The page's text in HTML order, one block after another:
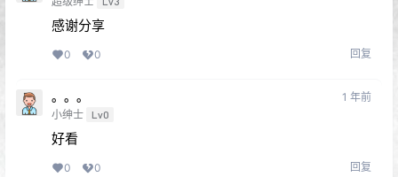
感谢分享
0 0 回复
。。。
小绅士 Lv0
1 年前
好看
0 0 回复